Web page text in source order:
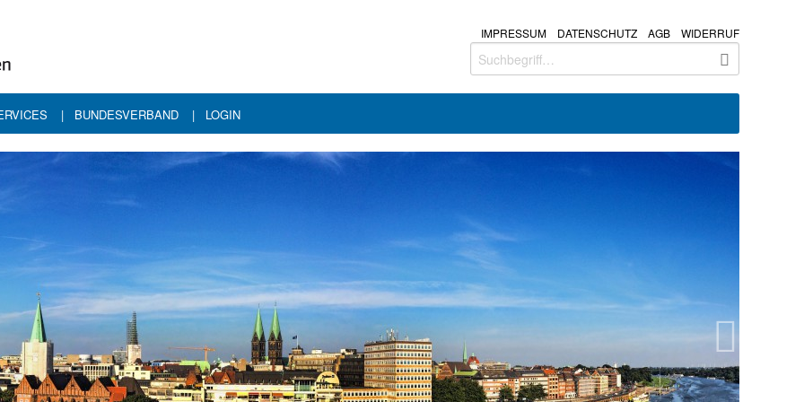
IMPRESSUM DATENSCHUTZ AGB WIDERRUF
für Mitglieder
BUNDESVERBAND
Profil
Publikationen
LOGIN